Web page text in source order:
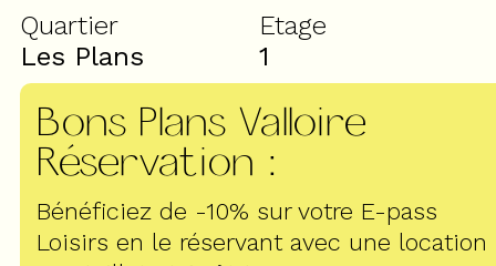
Quartier
Les Plans
Etage
1
Bons Plans Valloire
Réservation :
Bénéficiez de -10% sur votre E-pass
Loisirs en le réservant avec une location